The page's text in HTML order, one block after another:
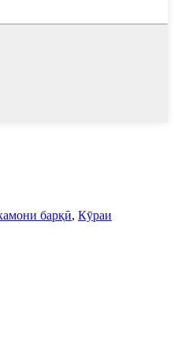
барқӣ, Кӯраи